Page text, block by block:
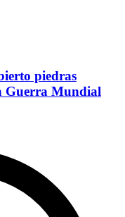
piedras
Guerra Mundial